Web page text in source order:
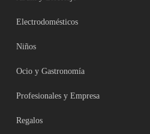
Electrodomésticos
Niños
Ocio y Gastronomía
Profesionales y Empresa
Regalos